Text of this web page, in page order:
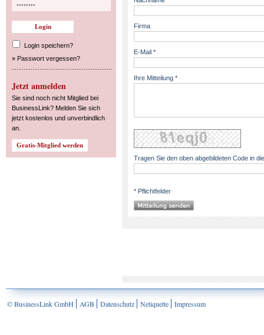
Login speichern?
» Passwort vergessen?
Jetzt anmelden
Sie sind noch nicht Mitglied bei
BusinessLink? Melden Sie sich
jetzt kostenlos und unverbindlich
an.
Firma
E-Mail *
Ihre Mitteilung *
Tragen Sie den oben abgebildeten Code in
* Pflichtfelder
© BusinessLink GmbH AGB Datenschutz Netiquette Impressum